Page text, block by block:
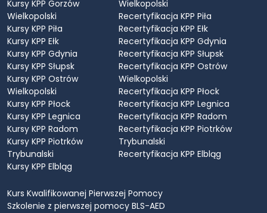
Kursy KPP Gorzów
Wielkopolski
Kursy KPP Piła
Kursy KPP Ełk
Kursy KPP Gdynia
Kursy KPP Słupsk
Kursy KPP Ostrów
Wielkopolski
Kursy KPP Płock
Kursy KPP Legnica
Kursy KPP Radom
Kursy KPP Piotrków
Trybunalski
Kursy KPP Elbląg
Wielkopolski
Recertyfikacja KPP Piła
Recertyfikacja KPP Ełk
Recertyfikacja KPP Gdynia
Recertyfikacja KPP Słupsk
Recertyfikacja KPP Ostrów
Wielkopolski
Recertyfikacja KPP Płock
Recertyfikacja KPP Legnica
Recertyfikacja KPP Radom
Recertyfikacja KPP Piotrków
Trybunalski
Recertyfikacja KPP Elbląg
Kurs Kwalifikowanej Pierwszej Pomocy
Szkolenie z pierwszej pomocy BLS-AED